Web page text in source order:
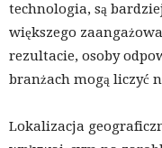
technologia, są
większego
rezultacie, osoby
branżach mogą liczyć
Lokalizacja